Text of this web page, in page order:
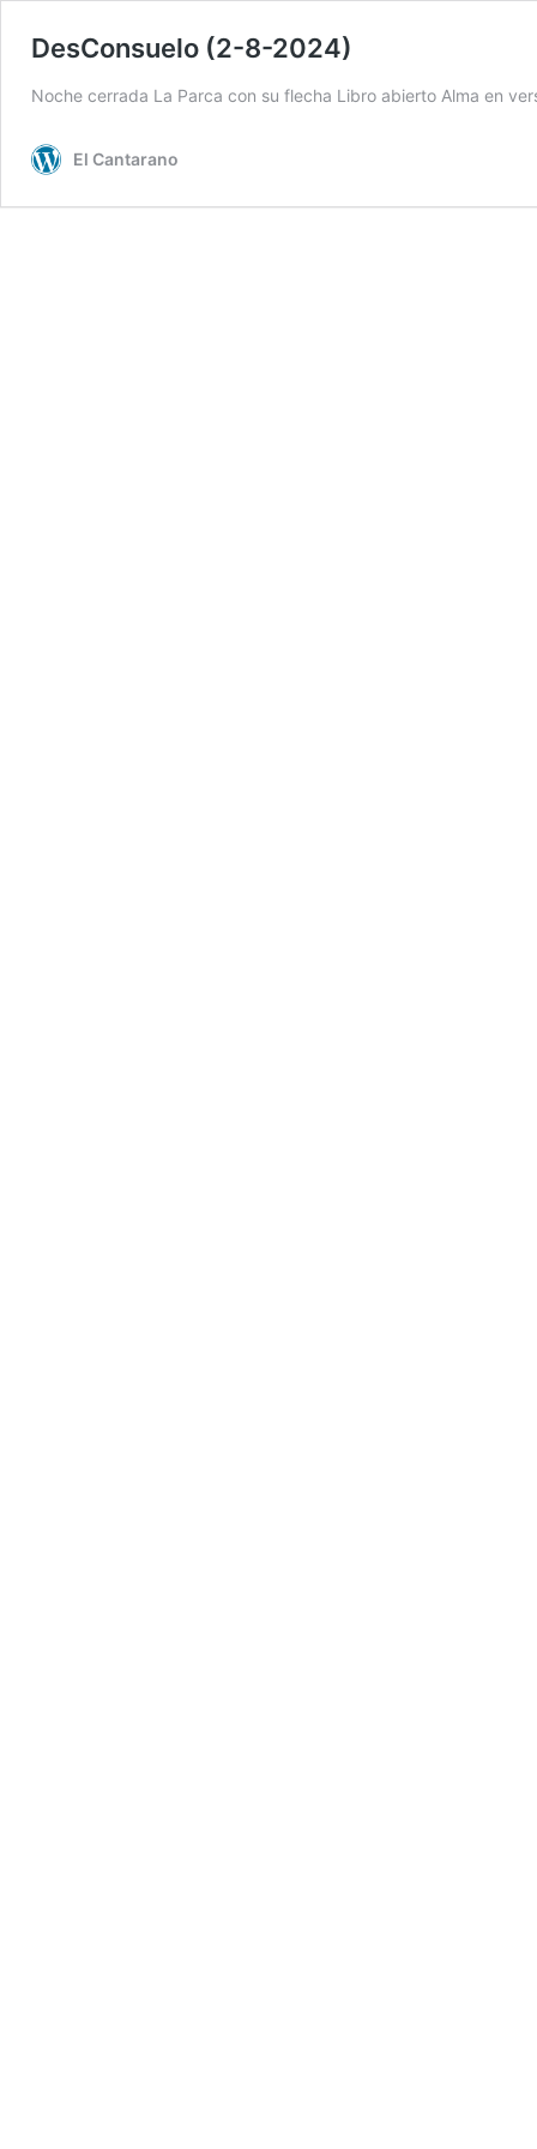
DesConsuelo (2-8-2024)
Noche cerrada La Parca con su flecha Libro abierto Alma en
El Cantarano